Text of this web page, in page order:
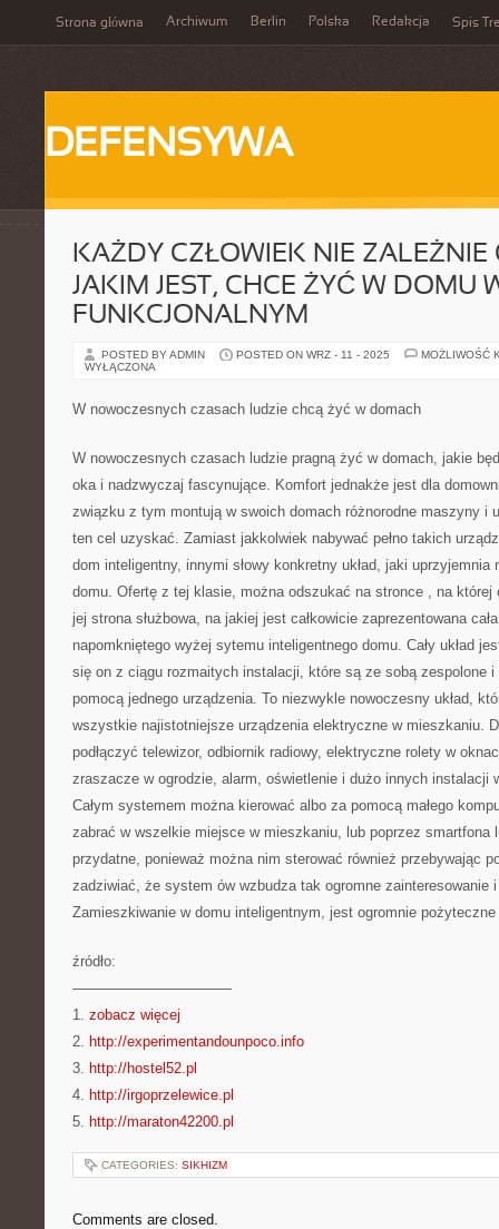
Strona główna Archiwum Berlin Polska Redakcja Spis
DEFENSYWA
KAŻDY CZŁOWIEK NIE ZALEŻNIE
JAKIM JEST, CHCE ŻYĆ W DOMU
FUNKCJONALNYM
POSTED BY ADMIN POSTED ON WRZ - 11 - 2025
MOŻLIWOŚĆ
WYŁĄCZONA
W nowoczesnych czasach ludzie chcą żyć w domach
W nowoczesnych czasach ludzie pragną żyć w domach, jakie
oka i nadzwyczaj fascynujące. Komfort jednakże jest dla
związku z tym montują w swoich domach różnorodne maszyny i
ten cel uzyskać. Zamiast jakkolwiek nabywać pełno takich
dom inteligentny, innymi słowy konkretny układ, jaki
domu. Ofertę z tej klasie, można odszukać na stronce , na której
jej strona służbowa, na jakiej jest całkowicie zaprezentowana
napomkniętego wyżej sytemu inteligentnego domu. Cały układ
się on z ciągu rozmaitych instalacji, które są ze sobą zespolone
pomocą jednego urządzenia. To niezwykle nowoczesny układ,
wszystkie najistotniejsze urządzenia elektryczne w mieszkaniu.
podłączyć telewizor, odbiornik radiowy, elektryczne rolety w
zraszacze w ogrodzie, alarm, oświetlenie i dużo innych instalacji
Całym systemem można kierować albo za pomocą małego
zabrać w wszelkie miejsce w mieszkaniu, lub poprzez smartfona
przydatne, ponieważ można nim sterować również przebywając
zadziwiać, że system ów wzbudza tak ogromne zainteresowanie
Zamieszkiwanie w domu inteligentnym, jest ogromnie
źródło:
———————————
1. zobacz więcej
2. http://experimentandounpoco.info
3. http://hostel52.pl
4. http://irgoprzelewice.pl
5. http://maraton42200.pl
CATEGORIES: SIKHIZM
Comments are closed.